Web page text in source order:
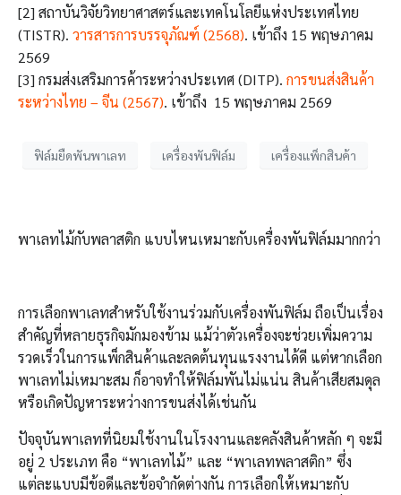
[2] สถาบันวิจัยวิทยาศาสตร์และเทคโนโลยีแห่งประเทศไทย
(TISTR). วารสารการบรรจุภัณฑ์ (2568). เข้าถึง 15 พฤษภาคม
2569
[3] กรมส่งเสริมการค้าระหว่างประเทศ (DITP). การขนส่งสินค้า
ระหว่างไทย – จีน (2567). เข้าถึง 15 พฤษภาคม 2569
ฟิล์มยืดพันพาเลท เครื่องพันฟิล์ม เครื่องแพ็กสินค้า
พาเลทไม้กับพลาสติก แบบไหนเหมาะกับเครื่องพันฟิล์มมากกว่า
การเลือกพาเลทสำหรับใช้งานร่วมกับเครื่องพันฟิล์ม ถือเป็นเรื่อง
สำคัญที่หลายธุรกิจมักมองข้าม แม้ว่าตัวเครื่องจะช่วยเพิ่มความ
รวดเร็วในการแพ็กสินค้าและลดต้นทุนแรงงานได้ดี แต่หากเลือก
พาเลทไม่เหมาะสม ก็อาจทำให้ฟิล์มพันไม่แน่น สินค้าเสียสมดุล
หรือเกิดปัญหาระหว่างการขนส่งได้เช่นกัน
ปัจจุบันพาเลทที่นิยมใช้งานในโรงงานและคลังสินค้าหลัก ๆ จะมี
อยู่ 2 ประเภท คือ “พาเลทไม้” และ “พาเลทพลาสติก” ซึ่ง
แต่ละแบบมีข้อดีและข้อจำกัดต่างกัน การเลือกให้เหมาะกับ